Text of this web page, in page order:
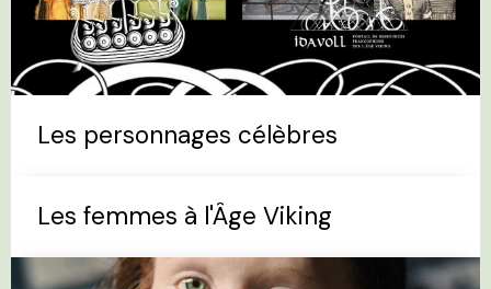
Les personnages célèbres
Les femmes à l'Âge Viking